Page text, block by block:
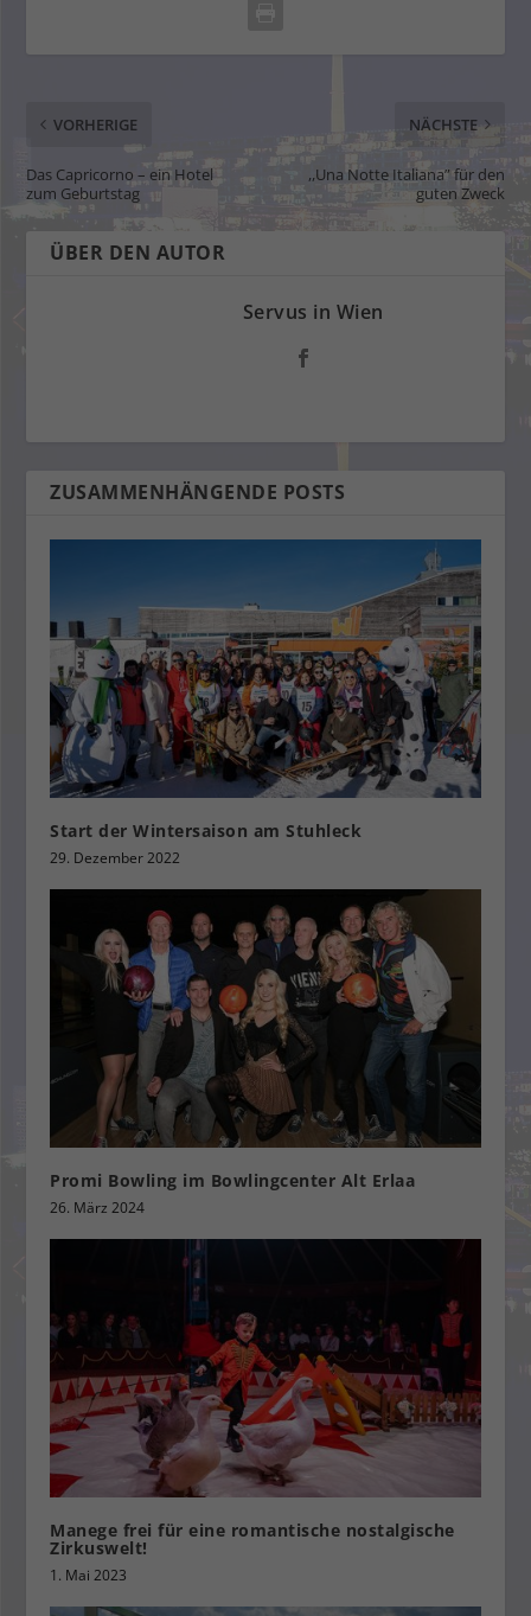
VORHERIGE
Das Capricorno – ein Hotel
zum Geburtstag
NÄCHSTE
,,Una Notte Italiana” für den
guten Zweck
ÜBER DEN AUTOR
Servus in Wien
ZUSAMMENHÄNGENDE POSTS
Start der Wintersaison am Stuhleck
29. Dezember 2022
Promi Bowling im Bowlingcenter Alt Erlaa
26. März 2024
Manege frei für eine romantische nostalgische
Zirkuswelt!
1. Mai 2023